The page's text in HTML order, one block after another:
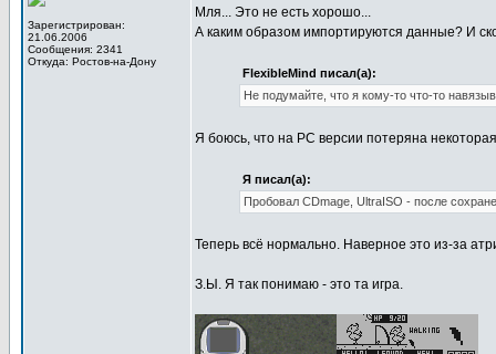
Зарегистрирован:
21.06.2006
Сообщения: 2341
Откуда: Ростов-на-Дону
Мля... Это не есть хорошо...
А каким образом импортируются данные? И
FlexibleMind писал(а):
Не подумайте, что я кому-то что-то
Я боюсь, что на PC версии потеряна
Я писал(а):
Пробовал CDmage, UltraISO - после
Теперь всё нормально. Наверное это из-за
З.Ы. Я так понимаю - это та игра.